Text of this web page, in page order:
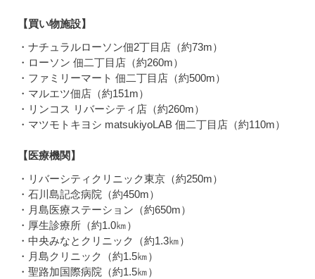
【買い物施設】
・ナチュラルローソン佃2丁目店（約73m）
・ローソン 佃二丁目店（約260m）
・ファミリーマート 佃二丁目店（約500m）
・マルエツ佃店（約151m）
・リンコス リバーシティ店（約260m）
・マツモトキヨシ matsukiyoLAB 佃二丁目店（約110m）
【医療機関】
・リバーシティクリニック東京（約250m）
・石川島記念病院（約450m）
・月島医療ステーション（約650m）
・厚生診療所（約1.0㎞）
・中央みなとクリニック（約1.3㎞）
・月島クリニック（約1.5㎞）
・聖路加国際病院（約1.5㎞）